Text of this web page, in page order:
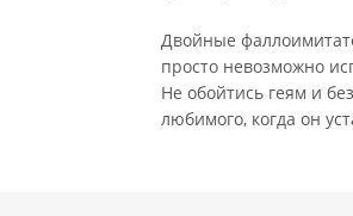
Двойные
просто невозможно
Не обойтись геям и
любимого, когда он